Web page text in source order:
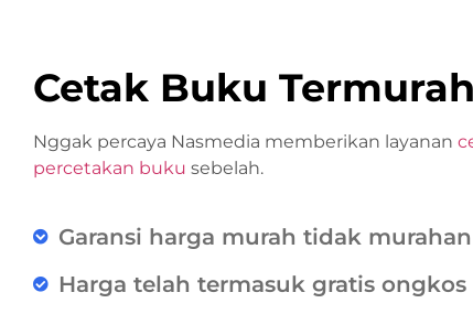
Cetak Buku Termurah
Nggak percaya Nasmedia memberikan layanan
percetakan buku sebelah.
Garansi harga murah tidak murahan
Harga telah termasuk gratis